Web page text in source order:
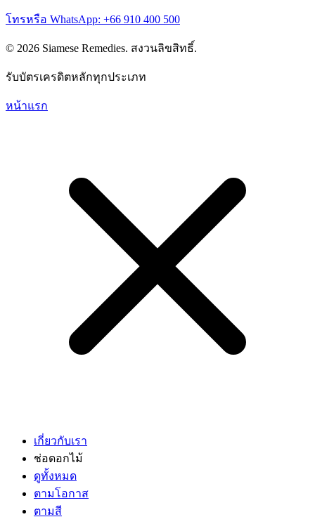
โทรหรือ WhatsApp: +66 910 400 500
© 2026 Siamese Remedies. สงวนลิขสิทธิ์.
รับบัตรเครดิตหลักทุกประเภท
หน้าแรก
เกี่ยวกับเรา
ช่อดอกไม้
ดูทั้งหมด
ตามโอกาส
ตามสี